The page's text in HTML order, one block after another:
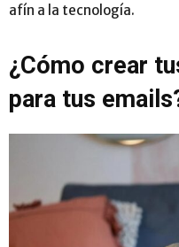
afín a la tecnología.
¿Cómo crear
para tus